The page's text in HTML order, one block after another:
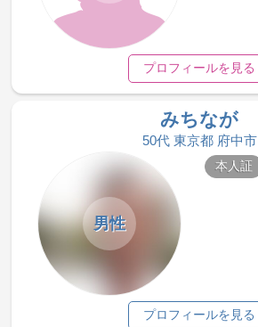
プロフィールを見る
みちなが
50代 東京都 府中市
男性
本人証
プロフィールを見る